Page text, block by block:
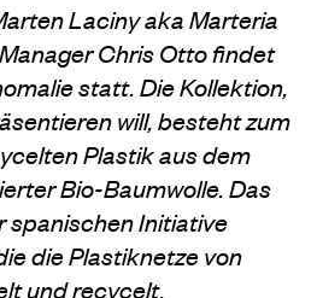
Laciny aka Marteria
Chris Otto findet
statt. Die Kollektion,
will, besteht zum
Plastik aus dem
Bio-Baumwolle.Das
spanischen Initiative
die Plastiknetze von
und recycelt.